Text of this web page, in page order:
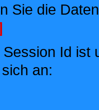
Sie die
Id ist
an: